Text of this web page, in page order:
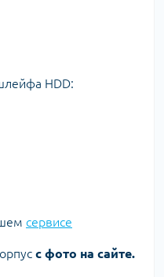
HDD:
сервисе
с фото на сайте.